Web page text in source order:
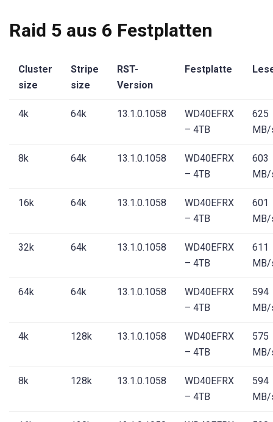
Raid 5 aus 6 Festplatten
Cluster
size
Stripe
size
RST-
Version
Festplatte
4k 64k 13.1.0.1058
WD40EFRX
– 4TB
625
8k 64k 13.1.0.1058
WD40EFRX
– 4TB
603
16k 64k 13.1.0.1058
WD40EFRX
– 4TB
601
32k 64k 13.1.0.1058
WD40EFRX
– 4TB
611
64k 64k 13.1.0.1058
WD40EFRX
– 4TB
594
4k 128k 13.1.0.1058
WD40EFRX
– 4TB
575
8k 128k 13.1.0.1058
WD40EFRX
– 4TB
594